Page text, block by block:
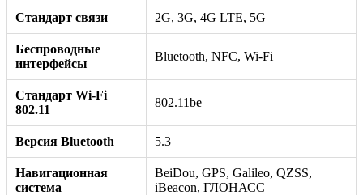
Стандарт связи 2G, 3G, 4G LTE, 5G
Беспроводные
интерфейсы
Bluetooth, NFC, Wi-Fi
Стандарт Wi-Fi
802.11
802.11be
Версия Bluetooth 5.3
Навигационная
система
BeiDou, GPS, Galileo, QZSS,
iBeacon, ГЛОНАСС